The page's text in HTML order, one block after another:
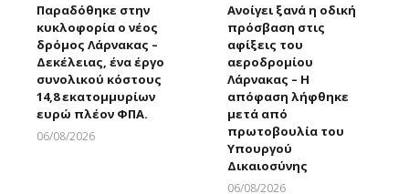
Παραδόθηκε στην
κυκλοφορία ο νέος
δρόμος Λάρνακας –
Δεκέλειας, ένα έργο
συνολικού κόστους
14,8 εκατομμυρίων
ευρώ πλέον ΦΠΑ.
06/08/2026
Ανοίγει ξανά η οδική
πρόσβαση στις
αφίξεις του
αεροδρομίου
Λάρνακας – Η
απόφαση λήφθηκε
μετά από
πρωτοβουλία του
Υπουργού
Δικαιοσύνης
06/08/2026